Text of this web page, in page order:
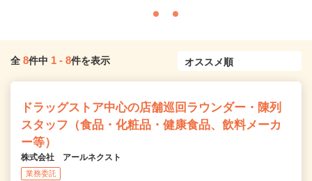
全 8件中 1 - 8件を表示
ドラッグストア中心の店舗巡回ラウンダー・陳列
スタッフ（食品・化粧品・健康食品、飲料メーカ
ー等）
株式会社 アールネクスト
業務委託